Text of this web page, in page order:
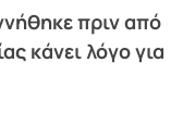
πριν από
κάνει λόγο για